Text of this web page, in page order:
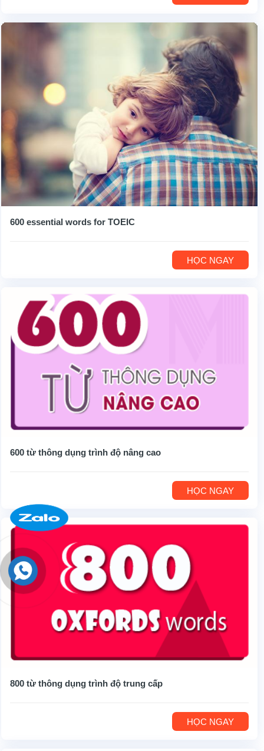
600 essential words for TOEIC
HỌC NGAY
600 từ thông dụng trình độ nâng cao
HỌC NGAY
800 từ thông dụng trình độ trung cấp
HỌC NGAY